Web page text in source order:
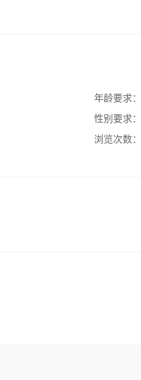
年龄要求：
性别要求：
浏览次数：